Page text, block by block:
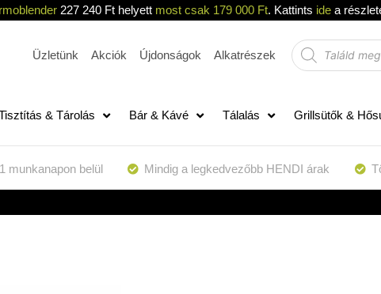
227 240 Ft helyett most csak 179 000 Ft. Kattints idea
Üzletünk Akciók Újdonságok Alkatrészek
& Tárolás Bár & Kávé Tálalás Grillsütők &
munkanapon belül Mindig a legkedvezőbb HENDI árak